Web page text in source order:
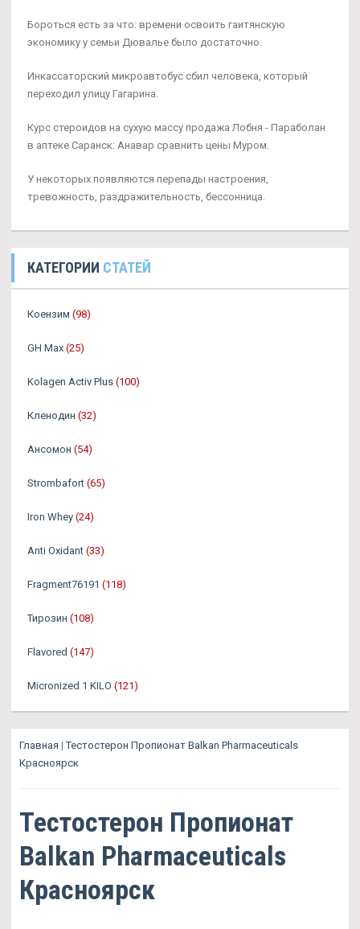
Бороться есть за что: времени освоить гаитянскую
экономику у семьи Дювалье было достаточно.
Инкассаторский микроавтобус сбил человека, который
переходил улицу Гагарина.
Курс стероидов на сухую массу продажа Лобня - Параболан
в аптеке Саранск: Анавар сравнить цены Муром.
У некоторых появляются перепады настроения,
тревожность, раздражительность, бессонница.
КАТЕГОРИИ СТАТЕЙ
Коензим (98)
GH Max (25)
Kolagen Activ Plus (100)
Кленодин (32)
Ансомон (54)
Strombafort (65)
Iron Whey (24)
Anti Oxidant (33)
Fragment76191 (118)
Тирозин (108)
Flavored (147)
Micronized 1 KILO (121)
Главная |Тестостерон Пропионат Balkan Pharmaceuticals
Красноярск
Тестостерон Пропионат
Balkan Pharmaceuticals
Красноярск